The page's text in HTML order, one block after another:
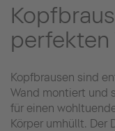
Kopfbrausen sind
Wand montiert und
für einen
Körper umhüllt. Der